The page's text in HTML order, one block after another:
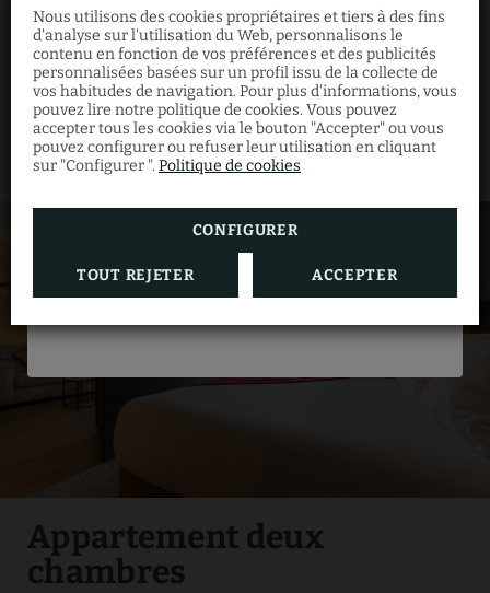
Nous utilisons des cookies propriétaires et tiers à des fins
d'analyse sur l'utilisation du Web, personnalisons le
contenu en fonction de vos préférences et des publicités
personnalisées basées sur un profil issu de la collecte de
vos habitudes de navigation. Pour plus d'informations, vous
pouvez lire notre politique de cookies. Vous pouvez
accepter tous les cookies via le bouton "Accepter" ou vous
pouvez configurer ou refuser leur utilisation en cliquant
sur "Configurer ". Politique de cookies
CONFIGURER
TOUT REJETER ACCEPTER
Cuisine Sèche-cheveux
Téléphone Chambre avec vue
Connexion Wi-Fi gratuite Salle de bains privée
Plateau de courtoisie
MONTRER PLUS
Appartement deux
chambres
Opération spéciale
Du 4 mars au 31 août, économisez 10% sur
une sélection d'appartements supérieurs
avec petit-déjeuner inclus. Offre valable
RÉSERVER